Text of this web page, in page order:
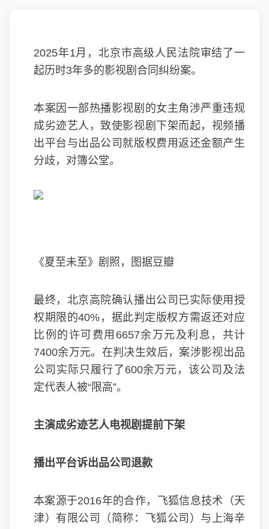
2025年1月，北京市高级人民法院审结了一
起历时3年多的影视剧合同纠纷案。
本案因一部热播影视剧的女主角涉严重违规
成劣迹艺人，致使影视剧下架而起，视频播
出平台与出品公司就版权费用返还金额产生
分歧，对簿公堂。
《夏至未至》剧照，图据豆瓣
最终，北京高院确认播出公司已实际使用授
权期限的40%，据此判定版权方需返还对应
比例的许可费用6657余万元及利息，共计
7400余万元。在判决生效后，案涉影视出品
公司实际只履行了600余万元，该公司及法
定代表人被“限高”。
主演成劣迹艺人电视剧提前下架
播出平台诉出品公司退款
本案源于2016年的合作，飞狐信息技术（天
津）有限公司（简称：飞狐公司）与上海辛